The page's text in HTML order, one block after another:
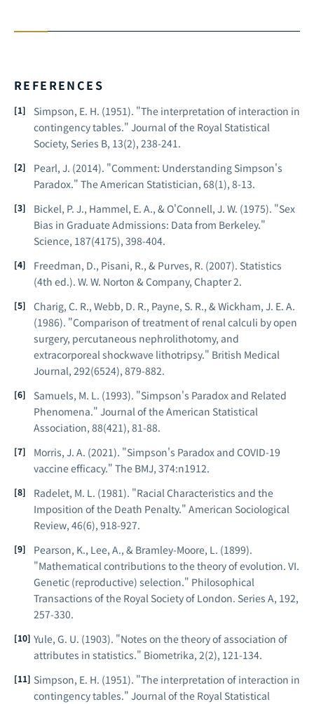
REFERENCES
Simpson, E. H. (1951). "The interpretation of interaction in
contingency tables." Journal of the Royal Statistical
Society, Series B, 13(2), 238-241.
Pearl, J. (2014). "Comment: Understanding Simpson's
Paradox." The American Statistician, 68(1), 8-13.
Bickel, P. J., Hammel, E. A., & O'Connell, J. W. (1975). "Sex
Bias in Graduate Admissions: Data from Berkeley."
Science, 187(4175), 398-404.
Freedman, D., Pisani, R., & Purves, R. (2007). Statistics
(4th ed.). W. W. Norton & Company, Chapter 2.
Charig, C. R., Webb, D. R., Payne, S. R., & Wickham, J. E. A.
(1986). "Comparison of treatment of renal calculi by open
surgery, percutaneous nephrolithotomy, and
extracorporeal shockwave lithotripsy." British Medical
Journal, 292(6524), 879-882.
Samuels, M. L. (1993). "Simpson's Paradox and Related
Phenomena." Journal of the American Statistical
Association, 88(421), 81-88.
Morris, J. A. (2021). "Simpson's Paradox and COVID-19
vaccine efficacy." The BMJ, 374:n1912.
Radelet, M. L. (1981). "Racial Characteristics and the
Imposition of the Death Penalty." American Sociological
Review, 46(6), 918-927.
Pearson, K., Lee, A., & Bramley-Moore, L. (1899).
"Mathematical contributions to the theory of evolution. VI.
Genetic (reproductive) selection." Philosophical
Transactions of the Royal Society of London. Series A, 192,
257-330.
Yule, G. U. (1903). "Notes on the theory of association of
attributes in statistics." Biometrika, 2(2), 121-134.
Simpson, E. H. (1951). "The interpretation of interaction in
contingency tables." Journal of the Royal Statistical